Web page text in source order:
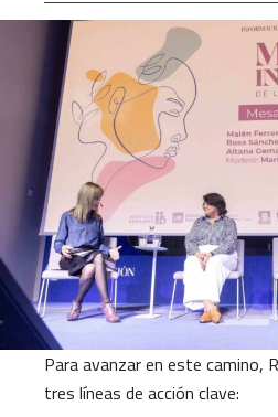
Para avanzar en este camino,
tres líneas de acción clave: